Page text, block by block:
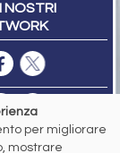
NOSTRI
per migliorare
mostrare